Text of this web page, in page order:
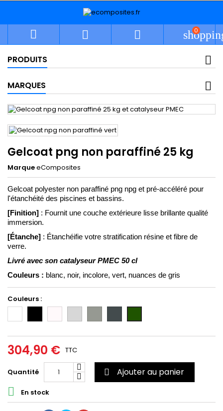
   0
PRODUITS
MARQUES
Gelcoat png non paraffiné 25 kg
MarqueeComposites
Gelcoat polyester non paraffiné png npg et pré-accéléré pour
l'étanchéité des piscines et bassins.
[Finition] : Fournit une couche extérieure lisse brillante qualité
immersion.
[Étanche] : Étanchéifie votre stratification résine et fibre de
verre.
Livré avec son catalyseur PMEC 50 cl
Couleurs : blanc, noir, incolore, vert, nuances de gris
Couleurs :
clair
7035)
moyen
7004)
foncé
7011)
6020
304,90 € TTC
Quantité  Ajouter au panier
 En stock